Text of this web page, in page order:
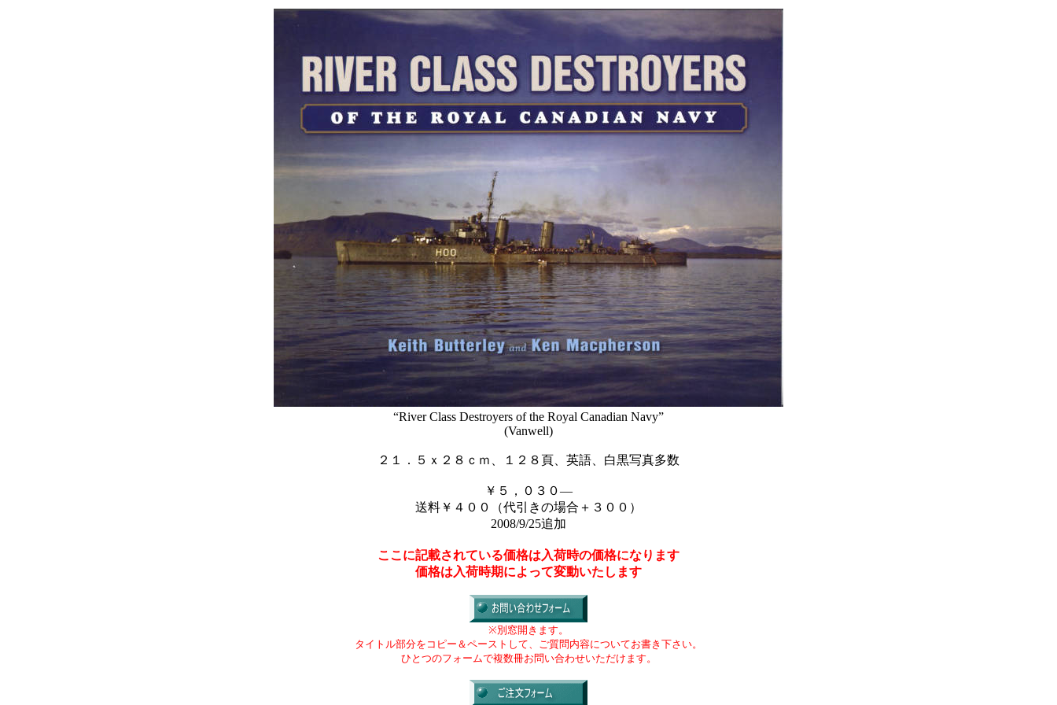
“River Class Destroyers of the Royal Canadian Navy”
(Vanwell)
２１．５ｘ２８ｃｍ、１２８頁、英語、白黒写真多数
￥５，０３０―
送料￥４００（代引きの場合＋３００）
2008/9/25追加
ここに記載されている価格は入荷時の価格になります
価格は入荷時期によって変動いたします
※別窓開きます。
タイトル部分をコピー＆ペーストして、ご質問内容についてお書き下さい。
ひとつのフォームで複数冊お問い合わせいただけます。